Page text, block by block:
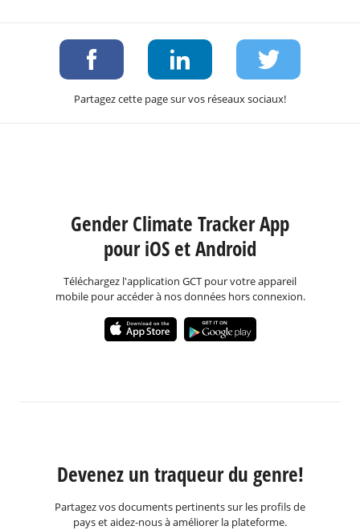
Partagez cette page sur vos réseaux sociaux!
Gender Climate Tracker App
pour iOS et Android
Téléchargez l'application GCT pour votre appareil
mobile pour accéder à nos données hors connexion.
Devenez un traqueur du genre!
Partagez vos documents pertinents sur les profils de
pays et aidez-nous à améliorer la plateforme.